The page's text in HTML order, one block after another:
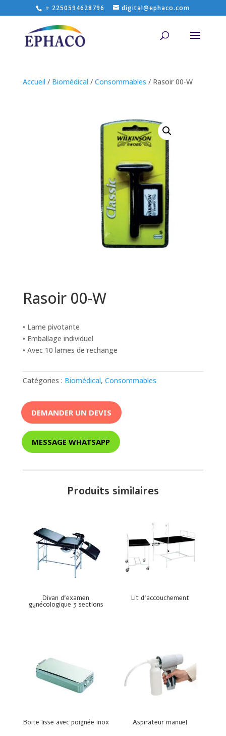
+ 2250594628796 digital@ephaco.com
Accueil / Biomédical / Consommables / Rasoir 00-W
Rasoir 00-W
• Lame pivotante
• Emballage individuel
• Avec 10 lames de rechange
Catégories : Biomédical, Consommables
DEMANDER UN DEVIS
MESSAGE WHATSAPP
Produits similaires
Divan d’examen
gynécologique 3 sections
Lit d’accouchement
Boite lisse avec poignée inox Aspirateur manuel